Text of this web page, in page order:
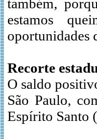
também,
estamos
oportunidades
Recorte
O saldo
São Paulo,
Espírito Santo